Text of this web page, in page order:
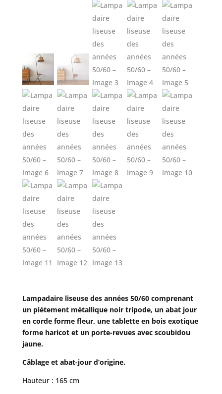
Lampadaire liseuse des années 50/60 comprenant
un piétement métallique noir tripode, un abat jour
en corde forme fleur, une tablette en bois exotique
forme haricot et un porte-revues avec scoubidou
jaune.
Câblage et abat-jour d’origine.
Hauteur : 165 cm